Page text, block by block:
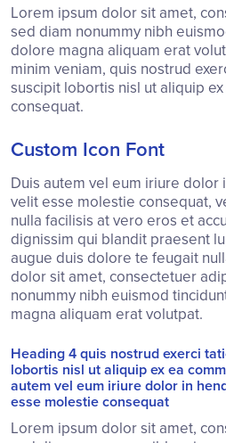
Lorem ipsum dolor sit amet,
sed diam nonummy nibh
dolore magna aliquam erat
minim veniam, quis nostrud
suscipit lobortis nisl ut aliquip
consequat.
Custom Icon Font
Duis autem vel eum iriure dolor
velit esse molestie consequat,
nulla facilisis at vero eros et
dignissim qui blandit praesent
augue duis dolore te feugait
dolor sit amet, consectetuer
nonummy nibh euismod
magna aliquam erat volutpat.
Heading 4 quis nostrud exerci
lobortis nisl ut aliquip ex ea
autem vel eum iriure dolor in
esse molestie consequat
Lorem ipsum dolor sit amet,